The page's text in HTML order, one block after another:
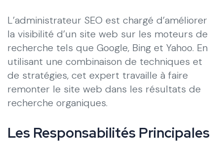
L’administrateur SEO est chargé d’améliorer
la visibilité d’un site web sur les moteurs de
recherche tels que Google, Bing et Yahoo. En
utilisant une combinaison de techniques et
de stratégies, cet expert travaille à faire
remonter le site web dans les résultats de
recherche organiques.
Les Responsabilités Principales